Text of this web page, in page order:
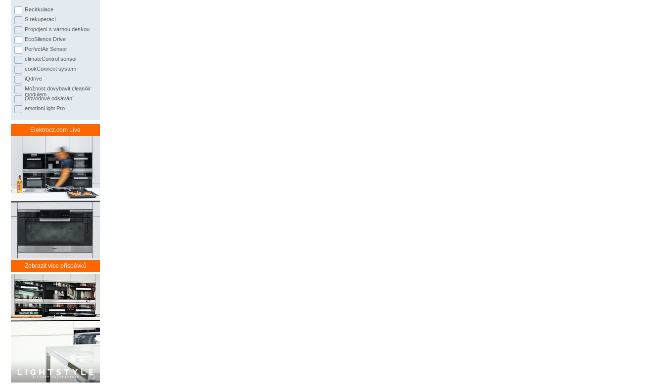
Recirkulace
S rekuperací
Propojení s varnou deskou
EcoSilence Drive
PerfectAir Sensor
climateControl sensor
cookConnect system
iQdrive
Možnost dovybavit cleanAir
modulem
Obvodové odsávání
emotionLight Pro
Elektrocz.com Live
Zobrazit více příspěvků